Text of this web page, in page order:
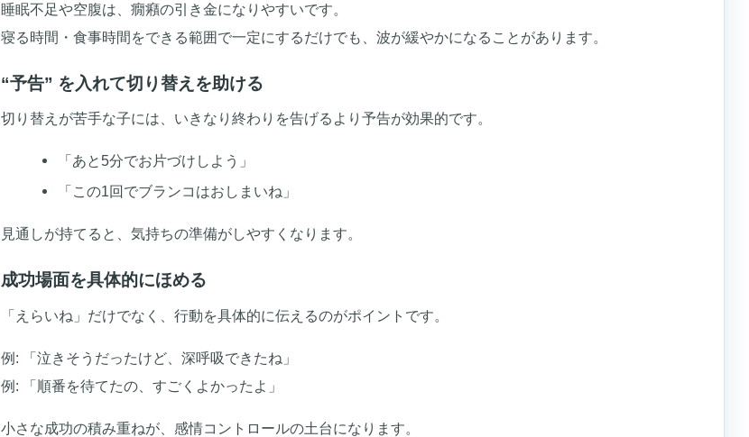
睡眠不足や空腹は、癇癪の引き金になりやすいです。
寝る時間・食事時間をできる範囲で一定にするだけでも、波が緩やかになることがあります。
“予告” を入れて切り替えを助ける
切り替えが苦手な子には、いきなり終わりを告げるより予告が効果的です。
「あと5分でお片づけしよう」
「この1回でブランコはおしまいね」
見通しが持てると、気持ちの準備がしやすくなります。
成功場面を具体的にほめる
「えらいね」だけでなく、行動を具体的に伝えるのがポイントです。
例: 「泣きそうだったけど、深呼吸できたね」
例: 「順番を待てたの、すごくよかったよ」
小さな成功の積み重ねが、感情コントロールの土台になります。